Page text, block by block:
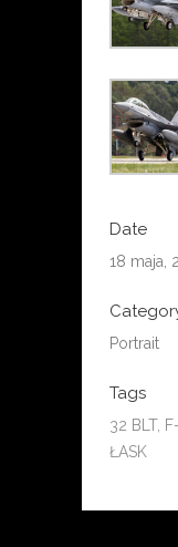
Date
18 maja,
Portrait
Tags
32 BLT,
ŁASK